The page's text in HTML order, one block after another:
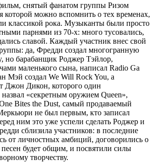
снятый фанатом группы Ризом
которой можно вспомнить о тех временах,
классикой рока. Музыканты были просто
парнями из 70-х: много тусовались,
славой. Каждый участник внес свой
да, Фредди создал многогранную
но барабанщик Роджер Тэйлор,
маленького сына, написал Radio Ga
Мэй создал We Will Rock You, а
Джон Дикон, которого один
«секретным оружием Queen»,
Bites the Dust, самый продаваемый
не был первым, кто записал
ним это уже успели сделать Роджер и
сблизила участников: в последние
от личностных амбиций, договорились о
песен будет общим, и посвятили силы
творчеству.